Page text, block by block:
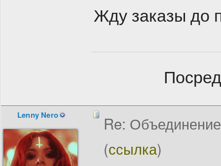
Жду заказы до
Lenny Nero
Re:
(ссылка)